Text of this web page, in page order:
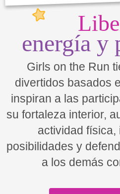
energía y
Girls on the Run
divertidos basados
inspiran a las
su fortaleza interior,
actividad física,
posibilidades y
a los demás